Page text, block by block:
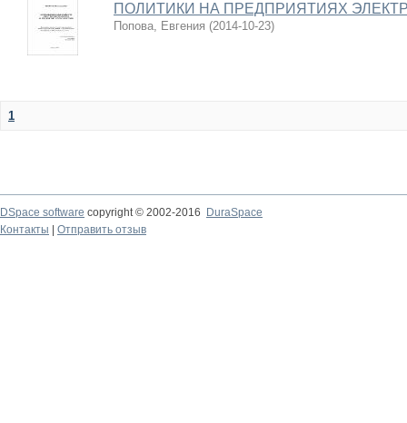
ПОЛИТИКИ НА ПРЕДПРИЯТИЯХ
Попова, Евгения (2014-10-23)
1
DSpace software copyright © 2002-2016
DuraSpace
Контакты
Отправить отзыв